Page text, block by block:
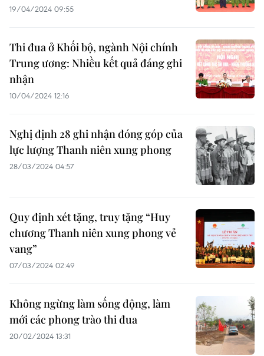
19/04/2024 09:55
Thi đua ở Khối bộ, ngành Nội chính
Trung ương: Nhiều kết quả đáng ghi
nhận
10/04/2024 12:16
Nghị định 28 ghi nhận đóng góp của
lực lượng Thanh niên xung phong
28/03/2024 04:57
Quy định xét tặng, truy tặng “Huy
chương Thanh niên xung phong vẻ
vang”
07/03/2024 02:49
Không ngừng làm sống động, làm
mới các phong trào thi đua
20/02/2024 13:31